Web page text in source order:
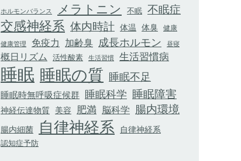
ホルモンバランス メラトニン 不眠 不眠症
交感神経系 体内時計 体温 体臭 健康
健康管理 免疫力 加齢臭 成長ホルモン 昼寝
概日リズム 活性酸素 生活習慣 生活習慣病
睡眠 睡眠の質 睡眠不足
睡眠時無呼吸症候群 睡眠科学 睡眠障害
神経伝達物質 美容 肥満 脳科学 腸内環境
腸内細菌 自律神経系
自律神経系
認知症予防